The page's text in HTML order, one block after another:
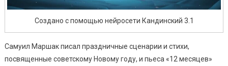
Создано с помощью нейросети Кандинский 3.1
Самуил Маршак писал праздничные сценарии и стихи,
посвященные советскому Новому году, и пьеса «12 месяцев»